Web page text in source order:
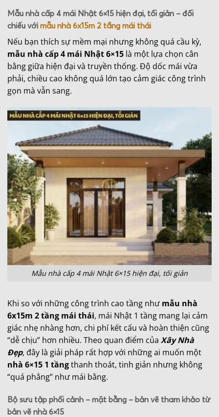
Mẫu nhà cấp 4 mái Nhật 6×15 hiện đại, tối giản – đối
chiếu với mẫu nhà 6x15m 2 tầng mái thái
Nếu bạn thích sự mềm mại nhưng không quá cầu kỳ,
mẫu nhà cấp 4 mái Nhật 6×15 là một lựa chọn cân
bằng giữa hiện đại và truyền thống. Độ dốc mái vừa
phải, chiều cao không quá lớn tạo cảm giác công trình
gọn mà vẫn sang.
Mẫu nhà cấp 4 mái Nhật 6×15 hiện đại, tối giản
Khi so với những công trình cao tầng như mẫu nhà
6x15m 2 tầng mái thái, mái Nhật 1 tầng mang lại cảm
giác nhẹ nhàng hơn, chi phí kết cấu và hoàn thiện cũng
“dễ chịu” hơn nhiều. Theo quan điểm của Xây Nhà
Đẹp, đây là giải pháp rất hợp với những ai muốn một
nhà 6×15 1 tầngthanh thoát, tinh giản nhưng không
“quá phẳng” như mái bằng.
Bộ sưu tập phối cảnh – mặt bằng – bản vẽ tham khảo từ
bản vẽ nhà 6×15